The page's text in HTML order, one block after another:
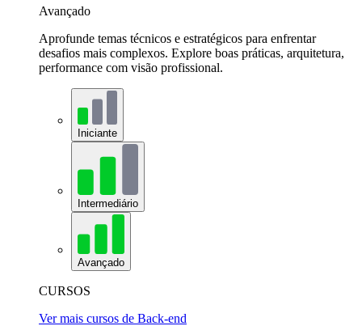
Avançado
Aprofunde temas técnicos e estratégicos para enfrentar
desafios mais complexos. Explore boas práticas, arquitetura,
performance com visão profissional.
Iniciante
Intermediário
Avançado
CURSOS
Ver mais cursos de Back-end